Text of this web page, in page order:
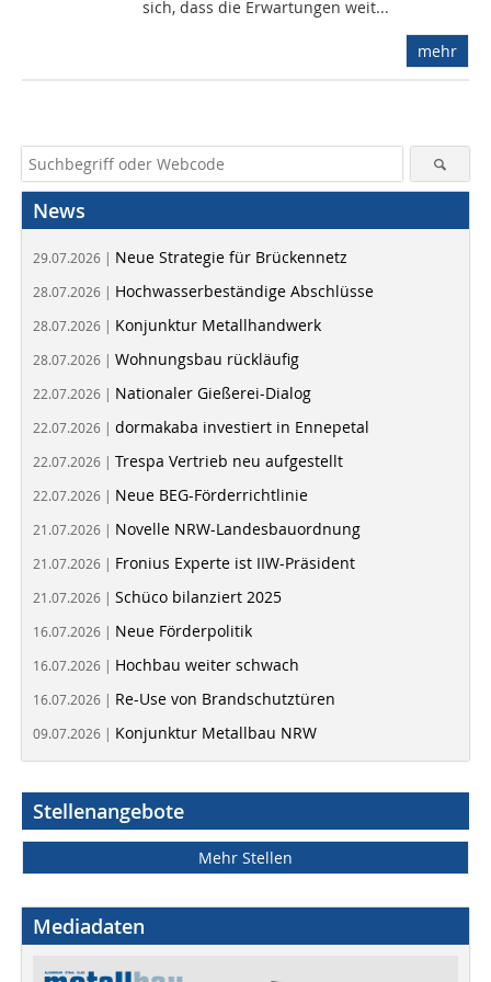
sich, dass die Erwartungen weit...
mehr
News
29.07.2026 | Neue Strategie für Brückennetz
28.07.2026 | Hochwasserbeständige Abschlüsse
28.07.2026 | Konjunktur Metallhandwerk
28.07.2026 | Wohnungsbau rückläufig
22.07.2026 | Nationaler Gießerei-Dialog
22.07.2026 | dormakaba investiert in Ennepetal
22.07.2026 | Trespa Vertrieb neu aufgestellt
22.07.2026 | Neue BEG-Förderrichtlinie
21.07.2026 | Novelle NRW-Landesbauordnung
21.07.2026 | Fronius Experte ist IIW-Präsident
21.07.2026 | Schüco bilanziert 2025
16.07.2026 | Neue Förderpolitik
16.07.2026 | Hochbau weiter schwach
16.07.2026 | Re-Use von Brandschutztüren
09.07.2026 | Konjunktur Metallbau NRW
Stellenangebote
Mehr Stellen
Mediadaten